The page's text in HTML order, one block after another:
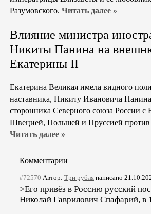
Разумовского. Читать далее »
Влияние министра
Никиты Панина на
Екатерины II
Екатерина Великая имела видного
наставника, Никиту Ивановича
сторонника Северного союза России с
Швецией, Польшей и Пруссией против
Читать далее »
Комментарии
#72570 Автор: Три рубля написано
>Его привёз в Россию русский
Николай Гаврилович Спафарий, в